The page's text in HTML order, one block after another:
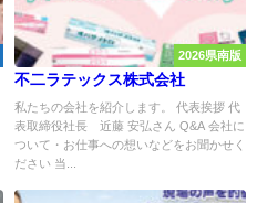
2026県南版
不二ラテックス株式会社
私たちの会社を紹介します。 代表挨拶 代
表取締役社長 近藤 安弘さん Q&A 会社に
ついて・お仕事への想いなどをお聞かせく
ださい 当...